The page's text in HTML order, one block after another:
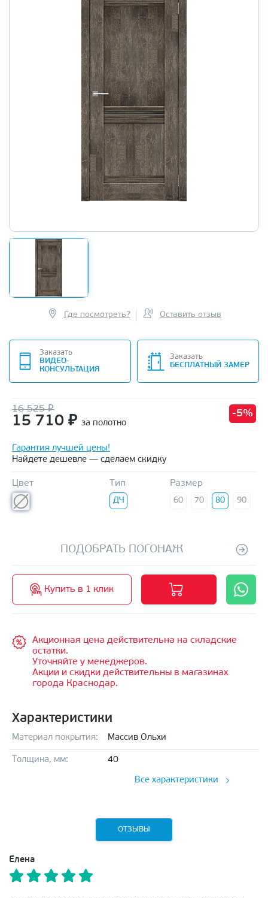
Где посмотреть? Оставить отзыв
Заказать
ВИДЕО-
КОНСУЛЬТАЦИЯ
Заказать
БЕСПЛАТНЫЙ ЗАМЕР
16 525 ₽
15 710 ₽ за полотно
-5%
Гарантия лучшей цены!
Найдете дешевле — сделаем скидку
Цвет Тип
ДЧ
Размер
60 70 80 90
ПОДОБРАТЬ ПОГОНАЖ
Купить в 1 клик
Акционная цена действительна на складские
остатки.
Уточняйте у менеджеров.
Акции и скидки действительны в магазинах
города Краснодар.
Характеристики
Материал покрытия: Массив Ольхи
Толщина, мм: 40
Все характеристики
ОТЗЫВЫ
Елена